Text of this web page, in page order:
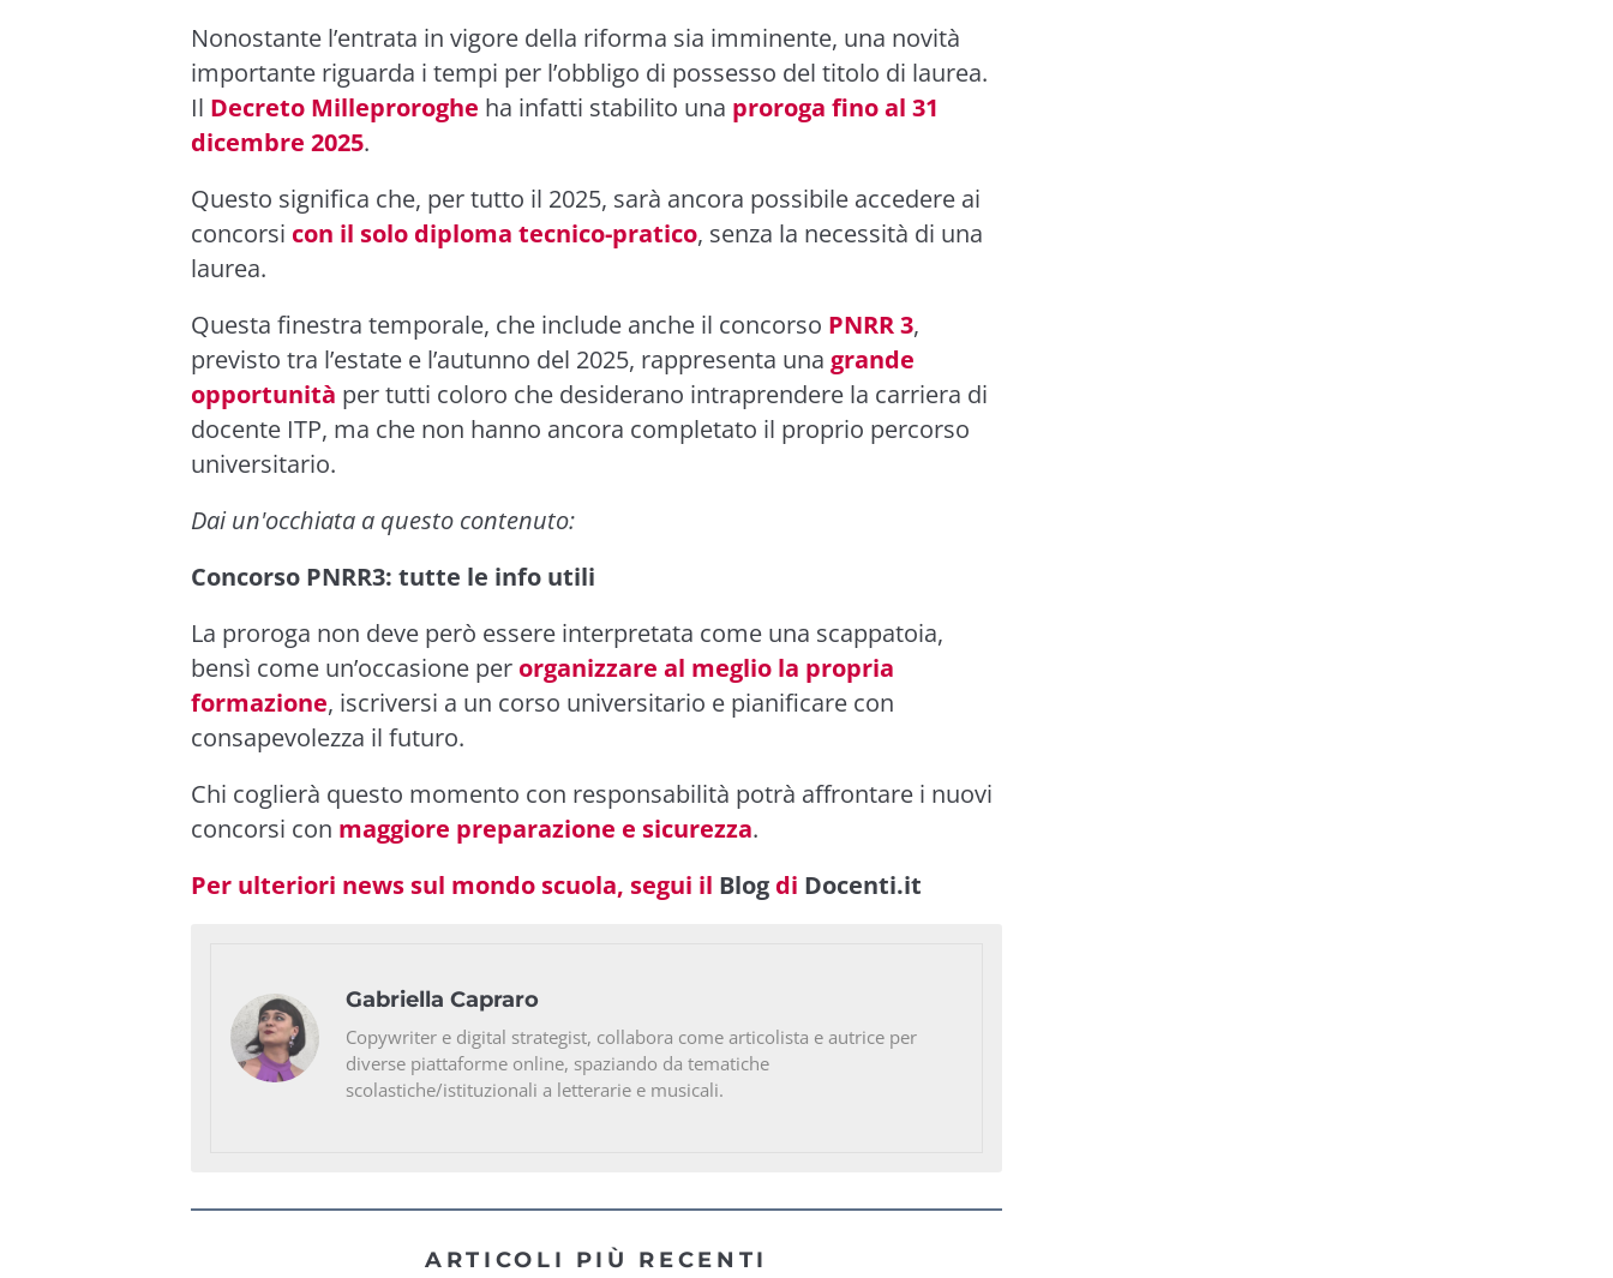
Nonostante l’entrata in vigore della riforma sia imminente, una novità
importante riguarda i tempi per l’obbligo di possesso del titolo di laurea.
Il Decreto Milleproroghe ha infatti stabilito una proroga fino al 31
dicembre 2025.
Questo significa che, per tutto il 2025, sarà ancora possibile accedere ai
concorsi con il solo diploma tecnico-pratico, senza la necessità di una
laurea.
Questa finestra temporale, che include anche il concorso PNRR 3,
previsto tra l’estate e l’autunno del 2025, rappresenta una grande
opportunità per tutti coloro che desiderano intraprendere la carriera di
docente ITP, ma che non hanno ancora completato il proprio percorso
universitario.
Dai un'occhiata a questo contenuto:
Concorso PNRR3: tutte le info utili
La proroga non deve però essere interpretata come una scappatoia,
bensì come un’occasione per organizzare al meglio la propria
formazione, iscriversi a un corso universitario e pianificare con
consapevolezza il futuro.
Chi coglierà questo momento con responsabilità potrà affrontare i nuovi
concorsi con maggiore preparazione e sicurezza.
Per ulteriori news sul mondo scuola, segui il Blog di Docenti.it
Gabriella Capraro
Copywriter e digital strategist, collabora come articolista e autrice per
diverse piattaforme online, spaziando da tematiche
scolastiche/istituzionali a letterarie e musicali.
ARTICOLI PIÙ RECENTI